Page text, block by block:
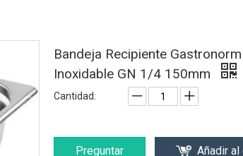
Bandeja Recipiente
Inoxidable GN 1/4 150mm
Cantidad:
Preguntar Añadir al